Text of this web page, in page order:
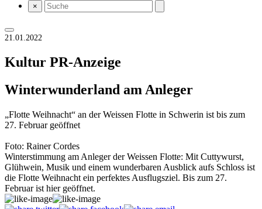
×
21.01.2022
Kultur PR-Anzeige
Winterwunderland am Anleger
„Flotte Weihnacht“ an der Weissen Flotte in Schwerin ist bis zum
27. Februar geöffnet
Foto: Rainer Cordes
Winterstimmung am Anleger der Weissen Flotte: Mit Cuttywurst,
Glühwein, Musik und einem wunderbaren Ausblick aufs Schloss ist
die Flotte Weihnacht ein perfektes Ausflugsziel. Bis zum 27.
Februar ist hier geöffnet.